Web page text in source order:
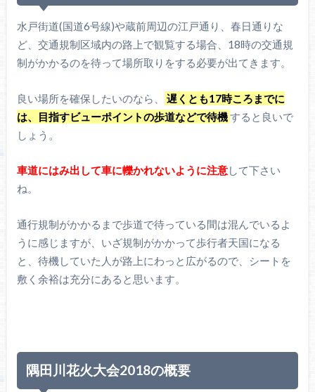
水戸街道(国道6号線)や蔵前周辺の江戸通り、春日通りな
ど、交通規制区域内の路上で観覧する場合、18時の交通規
制がかかるのを待って場所取りをする必要が出てきます。
良い場所を確保したいのなら、
遅くとも17時ころまでに
は、目指すビューポイントの歩道などで待機すると良いで
しょう。
車道にはみ出して車に轢かれないように注意して下さい
ね。
通行規制がかかるまで歩道で待っている間は混んでいるよ
うに感じますが、いざ規制がかかって歩行者天国になる
と、待機していた人が路上にわっと広がるので、シートを
敷く余裕は充分にあると思います。
隅田川花火大会2018の概要